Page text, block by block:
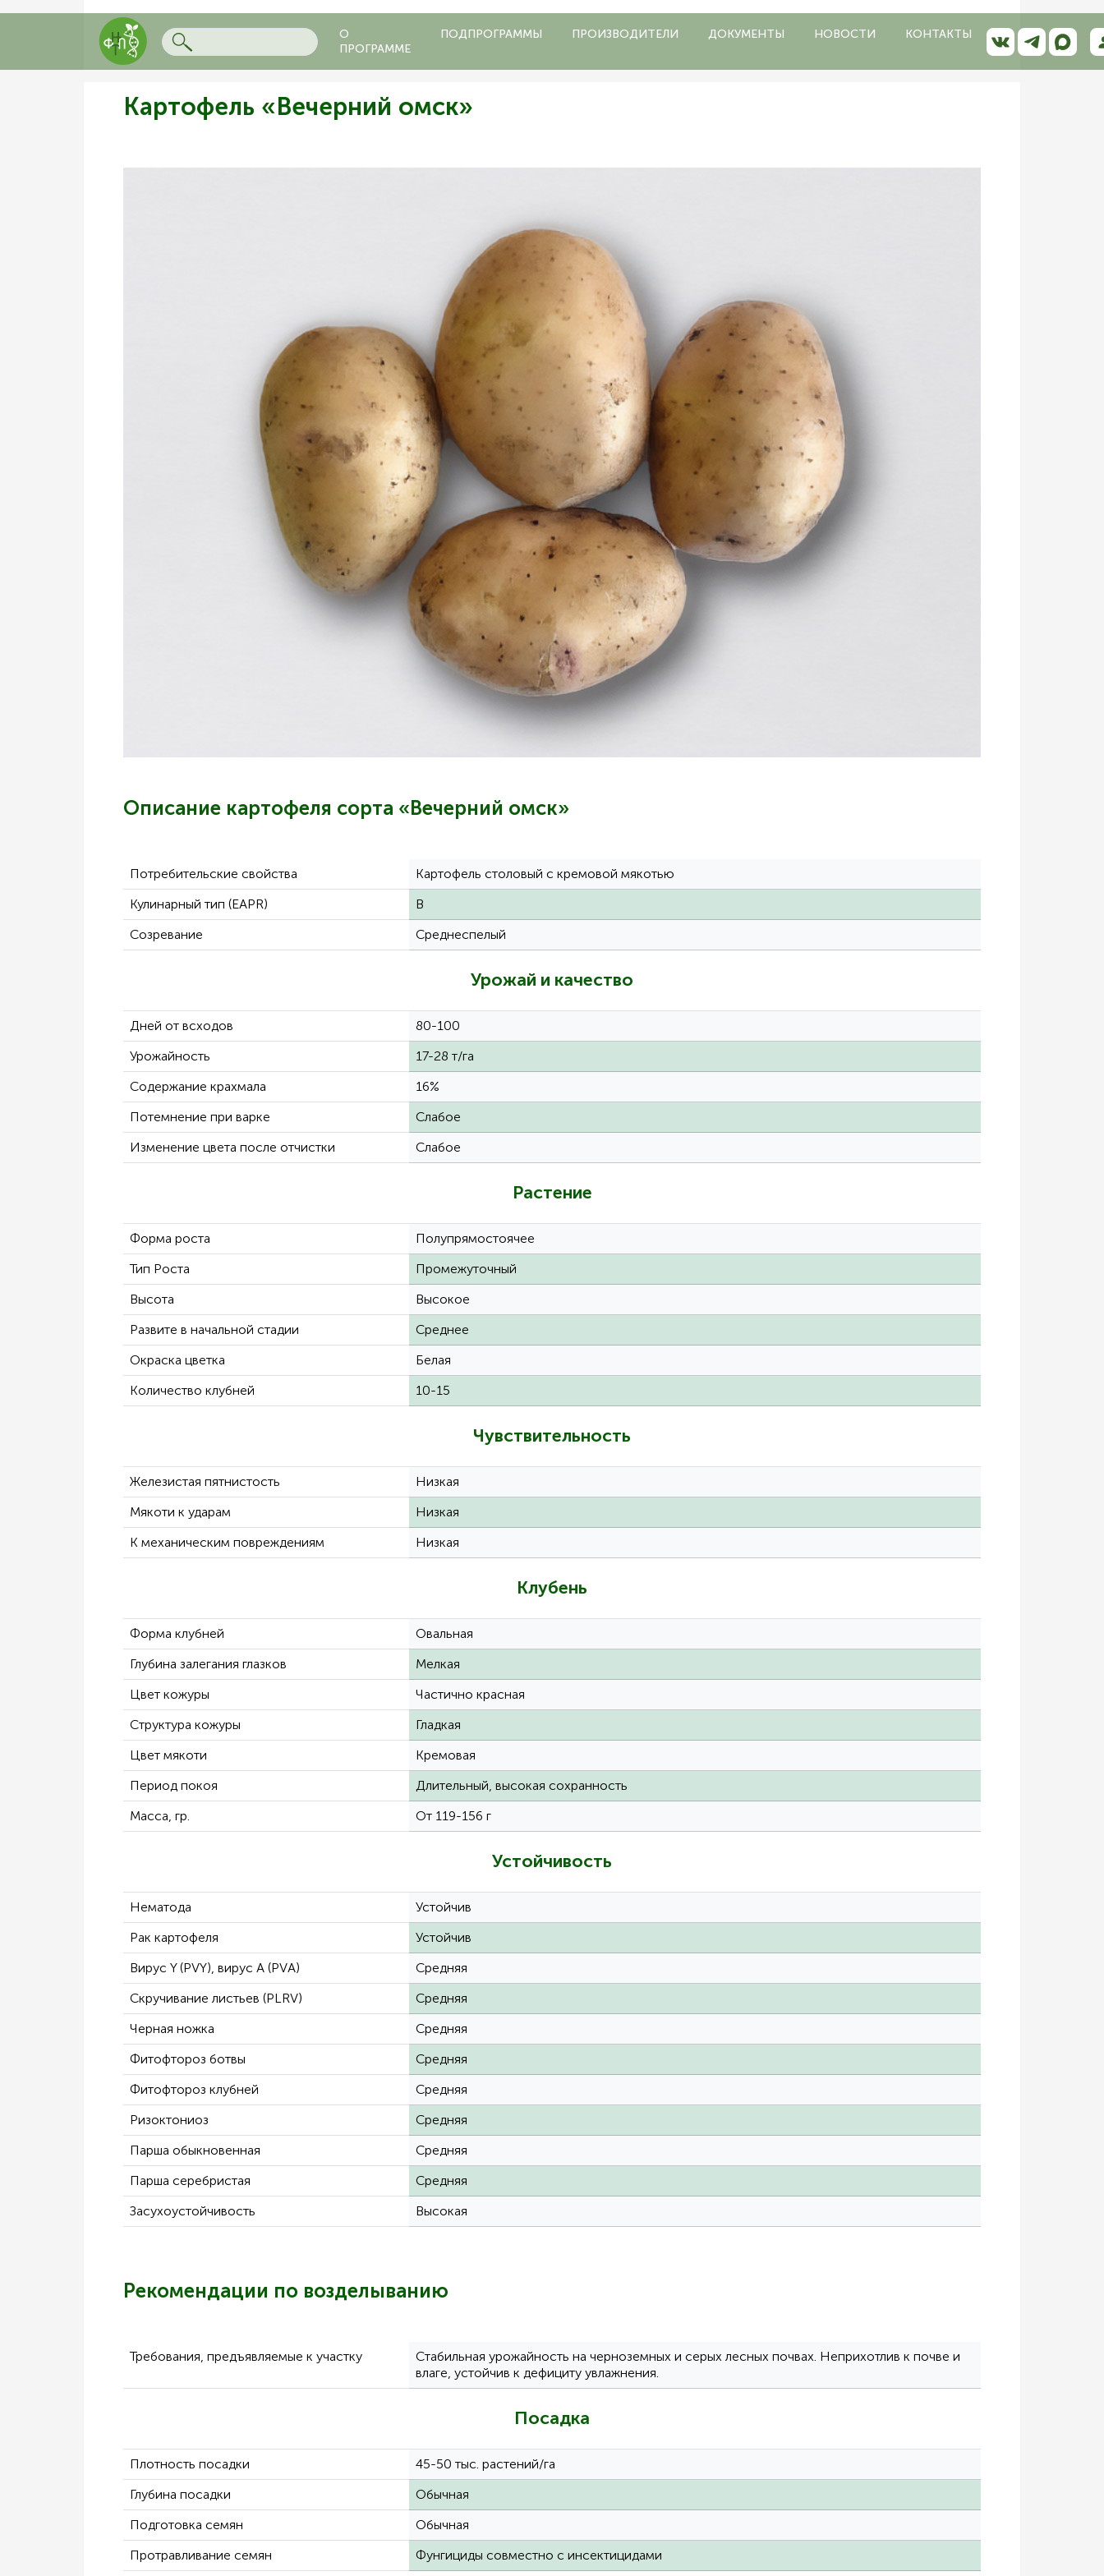
О
ПРОГРАММЕ
ПОДПРОГРАММЫ ПРОИЗВОДИТЕЛИ ДОКУМЕНТЫ НОВОСТИ КОНТАКТЫ
Картофель «Вечерний омск»
Описание картофеля сорта «Вечерний омск»
Потребительские свойства
Картофель столовый с кремовой мякотью
Кулинарный тип (EAPR)
В
Созревание
Среднеспелый
Урожай и качество
Дней от всходов
80-100
Урожайность
17-28 т/га
Содержание крахмала
16%
Потемнение при варке
Слабое
Изменение цвета после отчистки
Слабое
Растение
Форма роста
Полупрямостоячее
Тип Роста
Промежуточный
Высота
Высокое
Развите в начальной стадии
Среднее
Окраска цветка
Белая
Количество клубней
10-15
Чувствительность
Железистая пятнистость
Низкая
Мякоти к ударам
Низкая
К механическим повреждениям
Низкая
Клубень
Форма клубней
Овальная
Глубина залегания глазков
Мелкая
Цвет кожуры
Частично красная
Структура кожуры
Гладкая
Цвет мякоти
Кремовая
Период покоя
Длительный, высокая сохранность
Масса, гр.
От 119-156 г
Устойчивость
Нематода
Устойчив
Рак картофеля
Устойчив
Вирус Y (PVY), вирус А (PVА)
Средняя
Скручивание листьев (PLRV)
Средняя
Черная ножка
Средняя
Фитофтороз ботвы
Средняя
Фитофтороз клубней
Средняя
Ризоктониоз
Средняя
Парша обыкновенная
Средняя
Парша серебристая
Средняя
Засухоустойчивость
Высокая
Рекомендации по возделыванию
Требования, предъявляемые к участку
Стабильная урожайность на черноземных и серых лесных почвах. Неприхотлив к почве и
влаге, устойчив к дефициту увлажнения.
Посадка
Плотность посадки
45-50 тыс. растений/га
Глубина посадки
Обычная
Подготовка семян
Обычная
Протравливание семян
Фунгициды совместно с инсектицидами